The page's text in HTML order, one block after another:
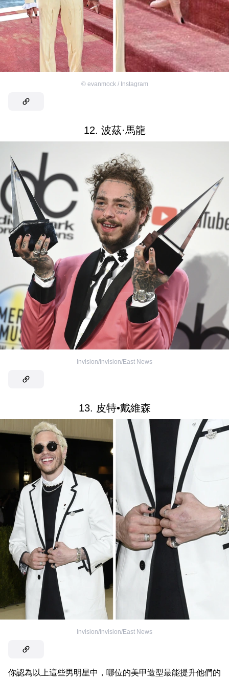
© evanmock / Instagram
12. 波茲·馬龍
Invision/Invision/East News
13. 皮特•戴維森
Invision/Invision/East News
你認為以上這些男明星中，哪位的美甲造型最能提升他們的